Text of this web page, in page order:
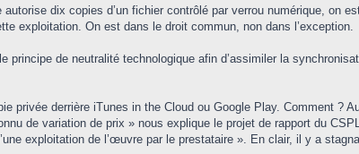
dix copies d’un fichier contrôlé par verrou numérique, on
exploitation. On est dans le droit commun, non dans l’exception.
principe de neutralité technologique afin d’assimiler la
privée derrière iTunes in the Cloud ou Google Play. Comment ?
de variation de prix » nous explique le projet de rapport du
exploitation de l’œuvre par le prestataire ». En clair, il y a